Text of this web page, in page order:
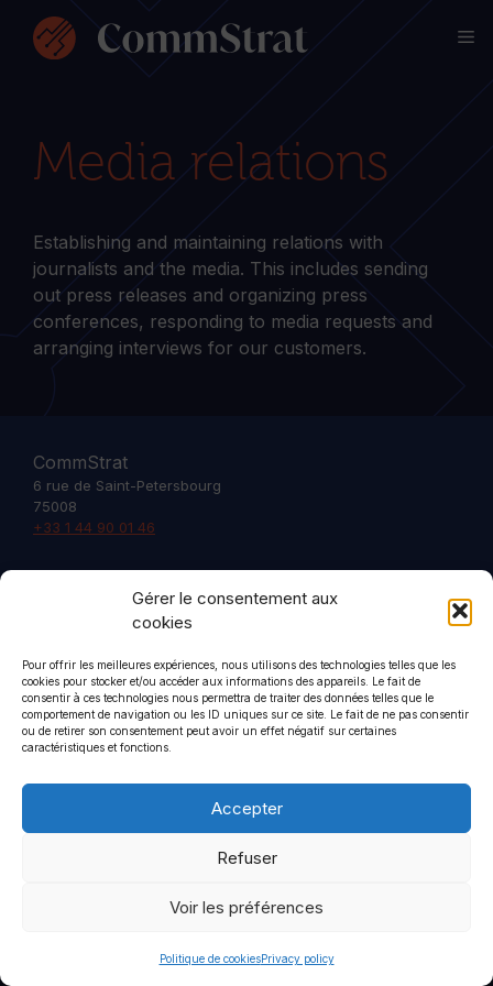
Gérer le consentement aux
cookies
Pour offrir les meilleures expériences, nous utilisons des technologies telles que les
cookies pour stocker et/ou accéder aux informations des appareils. Le fait de
consentir à ces technologies nous permettra de traiter des données telles que le
comportement de navigation ou les ID uniques sur ce site. Le fait de ne pas consentir
ou de retirer son consentement peut avoir un effet négatif sur certaines
caractéristiques et fonctions.
Accepter
Refuser
Voir les préférences
Politique de cookiesPrivacy policy
content
Media relations
Establishing and maintaining relations with
journalists and the media. This includes sending
out press releases and organizing press
conferences, responding to media requests and
arranging interviews for our customers.
CommStrat
6 rue de Saint-Petersbourg
75008
+33 1 44 90 01 46
© 2026 CommStrat• Built withGeneratePress